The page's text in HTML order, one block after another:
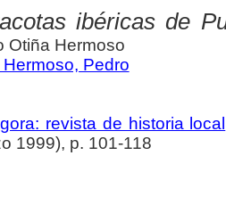
ibéricas de
Otiña Hermoso
Hermoso, Pedro
revista de historia local
1999), p. 101-118